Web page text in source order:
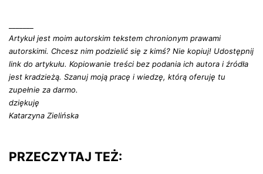
Artykuł jest moim autorskim tekstem chronionym prawami
autorskimi. Chcesz nim podzielić się z kimś? Nie kopiuj! Udostępnij
link do artykułu. Kopiowanie treści bez podania ich autora i źródła
jest kradzieżą. Szanuj moją pracę i wiedzę, którą oferuję tu
zupełnie za darmo.
dziękuję
Katarzyna Zielińska
PRZECZYTAJ TEŻ: